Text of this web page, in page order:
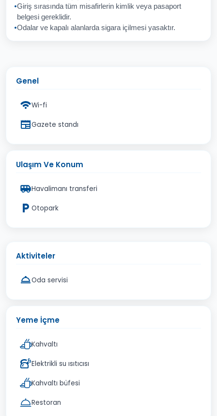
İptal Gönder
Giriş sırasında tüm misafirlerin kimlik veya pasaport
belgesi gereklidir.
Odalar ve kapalı alanlarda sigara içilmesi yasaktır.
Genel
Wi-fi
Gazete standı
Ulaşım Ve Konum
Havalimanı transferi
Otopark
Aktiviteler
Oda servisi
Yeme İçme
Kahvaltı
Elektrikli su ısıtıcısı
Kahvaltı büfesi
Restoran